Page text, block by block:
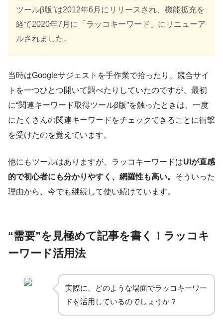
ツールβ版”は2012年6月にリリースされ、機能拡充を
経て2020年7月に「ラッコキーワード」にリニューア
ルされました。
当時はGoogleサジェストを手作業で拾ったり、競合サイ
トを一つひとつ開いて調べたりしていたのですが、最初
に“関連キーワード取得ツールβ版”を触ったときは、一度
にたくさんの関連キーワードをチェックできることに衝撃
を受けたのを覚えています。
他にもツールはありますが、ラッコキーワードはUIが直感
的で初心者にも分かりやすく、網羅性も高い。 そういった
理由から、今でも継続して使い続けています。
“需要”を見極めて記事を書く！ラッコキ
ーワード活用法
実際に、どのような場面でラッコキーワー
ドを活用しているのでしょうか？